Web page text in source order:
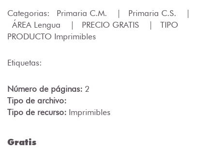
Categorias: Primaria C.M. Primaria C.S.
ÁREA Lengua
PRECIO GRATIS
TIPO
PRODUCTO Imprimibles
Etiquetas:
Número de páginas: 2
Tipo de archivo:
Tipo de recurso: Imprimibles
Gratis